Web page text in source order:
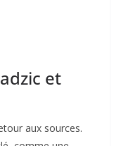
et
aux sources.